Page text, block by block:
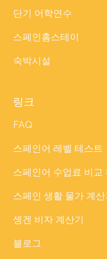
단기 어학연수
스페인홈스테이
숙박시설
링크
FAQ
스페인어 레벨 테스트
스페인어 수업료 비교
스페인 생활 물가 계산
솅겐 비자 계산기
블로그